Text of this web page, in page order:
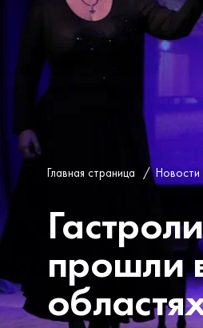
Главная страница / Новости
прошли